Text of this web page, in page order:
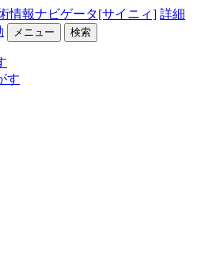
情報ナビゲータ[サイニィ] 詳細
メニュー 検索
す